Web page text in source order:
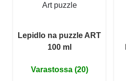
Art puzzle
Lepidlo na puzzle ART
100 ml
Varastossa (20)